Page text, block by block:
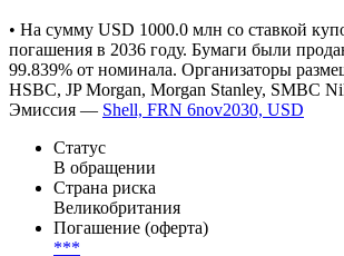
• На сумму USD 1000.0 млн cо ставкой
погашения в 2036 году. Бумаги были
99.839% от номинала. Организаторы
HSBC, JP Morgan, Morgan Stanley, SMBC
Эмиссия — Shell, FRN 6nov2030, USD
Статус
В обращении
Страна риска
Великобритания
Погашение (оферта)
***